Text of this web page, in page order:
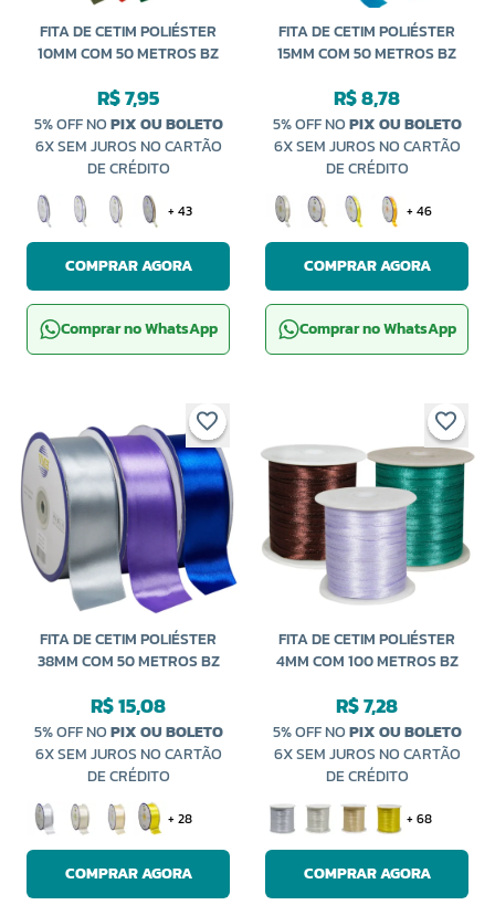
FITA DE CETIM POLIÉSTER
10MM COM 50 METROS BZ
R$ 7,95
5% OFF NOPIX OU BOLETO
6X SEM JUROS NO CARTÃO
DE CRÉDITO
+ 43
COMPRAR AGORA
Comprar no WhatsApp
FITA DE CETIM POLIÉSTER
15MM COM 50 METROS BZ
R$ 8,78
5% OFF NOPIX OU BOLETO
6X SEM JUROS NO CARTÃO
DE CRÉDITO
+ 46
COMPRAR AGORA
Comprar no WhatsApp
FITA DE CETIM POLIÉSTER
38MM COM 50 METROS BZ
R$ 15,08
5% OFF NOPIX OU BOLETO
6X SEM JUROS NO CARTÃO
DE CRÉDITO
+ 28
COMPRAR AGORA
FITA DE CETIM POLIÉSTER
4MM COM 100 METROS BZ
R$ 7,28
5% OFF NOPIX OU BOLETO
6X SEM JUROS NO CARTÃO
DE CRÉDITO
+ 68
COMPRAR AGORA